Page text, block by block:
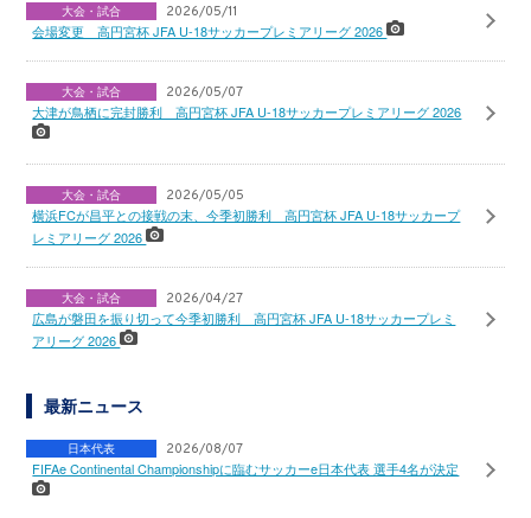
大会・試合 2026/05/11
会場変更 高円宮杯 JFA U-18サッカープレミアリーグ 2026
大会・試合 2026/05/07
大津が鳥栖に完封勝利 高円宮杯 JFA U-18サッカープレミアリーグ 2026
大会・試合 2026/05/05
横浜FCが昌平との接戦の末、今季初勝利 高円宮杯 JFA U-18サッカープ
レミアリーグ 2026
大会・試合 2026/04/27
広島が磐田を振り切って今季初勝利 高円宮杯 JFA U-18サッカープレミ
アリーグ 2026
最新ニュース
日本代表 2026/08/07
FIFAe Continental Championshipに臨むサッカーe日本代表 選手4名が決定